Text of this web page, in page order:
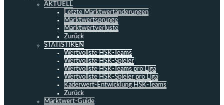
AKTUELL
Letzte Marktwertänderungen
Marktwertsprünge
Marktwertverluste
Zurück
STATISTIKEN
Wertvollste HSK-Teams
Wertvollste HSK-Spieler
Wertvollste HSK-Teams pro Liga
Wertvollste HSK-Spieler pro Liga
Kaderwert-Entwicklung HSK-Teams
Zurück
Marktwert-Guide